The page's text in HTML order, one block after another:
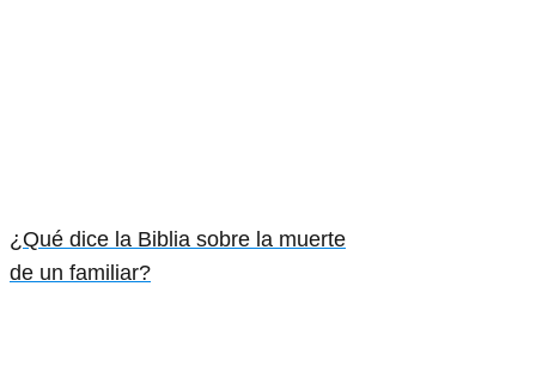
¿Qué dice la Biblia sobre la muerte
de un familiar?